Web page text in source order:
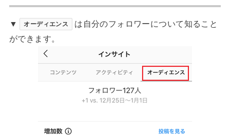
▼ オーディエンス
は自分のフォロワーについて知ること
ができます。